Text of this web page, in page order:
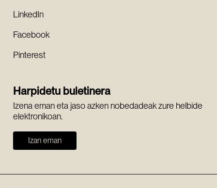
LinkedIn
Facebook
Pinterest
Harpidetu buletinera
Izena eman eta jaso azken nobedadeak zure helbide
elektronikoan.
Izan eman